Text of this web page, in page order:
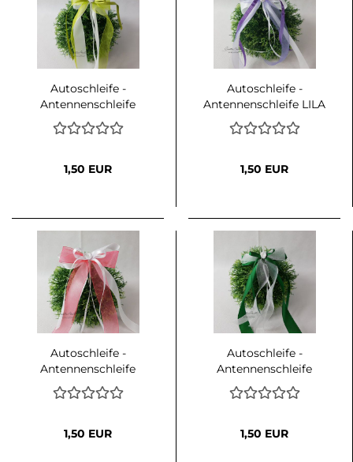
Autoschleife -
Antennenschleife
MAIGRÜN mit Weiß
oder Creme
1,50 EUR
Autoschleife -
Antennenschleife LILA
mit Weiß oder Creme
kombiniert
1,50 EUR
Autoschleife -
Antennenschleife
KORALLE mit Weiß
oder Creme
1,50 EUR
Autoschleife -
Antennenschleife
GRÜN mit Weiß oder
Creme kombiniert
1,50 EUR